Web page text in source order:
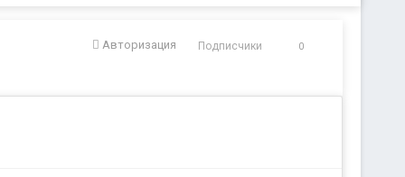
Авторизация Подписчики 0